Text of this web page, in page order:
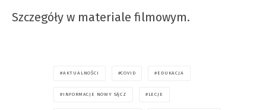
Szczegóły w materiale filmowym.
AKTUALNOŚCI COVID EDUKACJA
INFORMACJE NOWY SĄCZ LECJE